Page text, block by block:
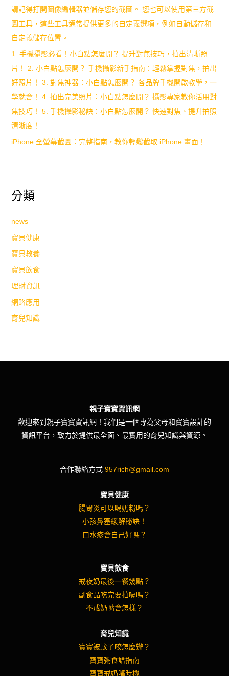
請記得打開圖像編輯器並儲存您的截圖。 您也可以使用第三方截
圖工具，這些工具通常提供更多的自定義選項，例如自動儲存和
自定義儲存位置。
1. 手機攝影必看！小白點怎麼開？ 提升對焦技巧，拍出清晰照
片！ 2. 小白點怎麼開？ 手機攝影新手指南：輕鬆掌握對焦，拍出
好照片！ 3. 對焦神器：小白點怎麼開？ 各品牌手機開啟教學，一
學就會！ 4. 拍出完美照片：小白點怎麼開？ 攝影專家教你活用對
焦技巧！ 5. 手機攝影秘訣：小白點怎麼開？ 快速對焦、提升拍照
清晰度！
iPhone 全螢幕截圖：完整指南，教你輕鬆截取 iPhone 畫面！
分類
news
寶貝健康
寶貝教養
寶貝飲食
理財資訊
網路應用
育兒知識
親子寶寶資訊網
歡迎來到親子寶寶資訊網！我們是一個專為父母和寶寶設計的
資訊平台，致力於提供最全面、最實用的育兒知識與資源。
合作聯絡方式 957rich@gmail.com
寶貝健康
腸胃炎可以喝奶粉嗎？
小孩鼻塞緩解秘訣！
口水疹會自己好嗎？
寶貝飲食
戒夜奶最後一餐幾點？
副食品吃完要拍嗝嗎？
不戒奶嘴會怎樣？
育兒知識
寶寶被蚊子咬怎麼辦？
寶寶粥食譜指南
寶寶戒奶嘴時機